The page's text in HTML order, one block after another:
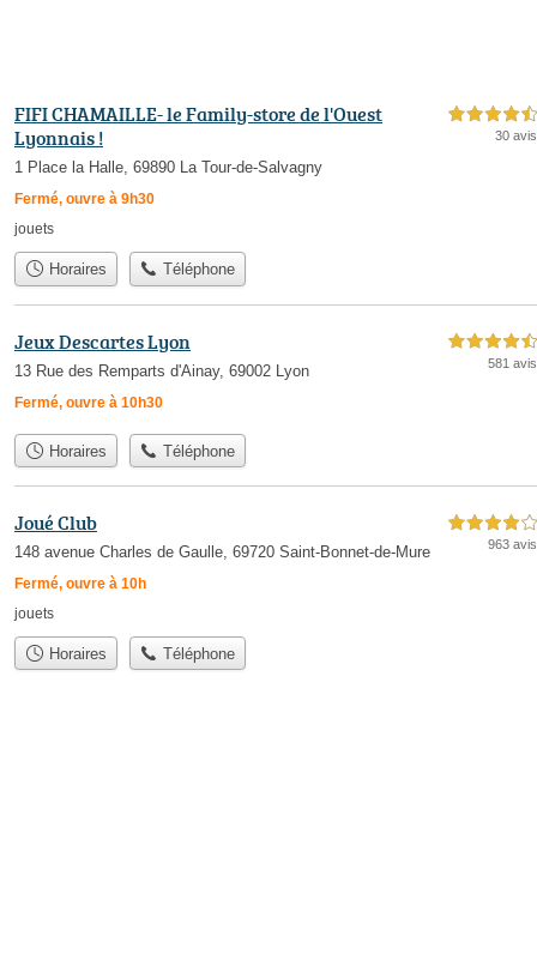
FIFI CHAMAILLE- le Family-store de l'Ouest
Lyonnais !
1 Place la Halle, 69890 La Tour-de-Salvagny
Fermé, ouvre à 9h30
4,5 étoiles sur 5
30 avis
jouets
Horaires Téléphone
Jeux Descartes Lyon
13 Rue des Remparts d'Ainay, 69002 Lyon
Fermé, ouvre à 10h30
4,5 étoiles sur 5
581 avis
Horaires Téléphone
Joué Club
148 avenue Charles de Gaulle, 69720 Saint-Bonnet-de-Mure
Fermé, ouvre à 10h
4,0 étoiles sur 5
963 avis
jouets
Horaires Téléphone